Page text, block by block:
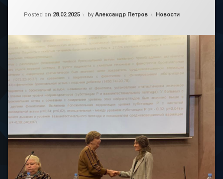
Posted on 28.02.2025
Обновлено на03.03.2025
by Александр Петров Категории:
Новости